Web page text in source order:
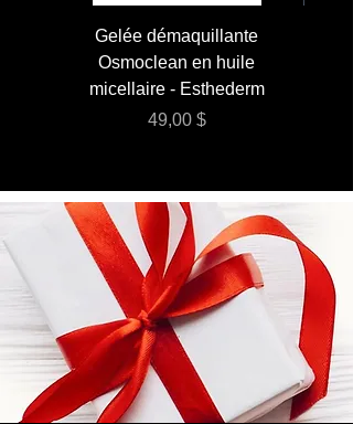
Gelée démaquillante
Osmoclean en huile
micellaire - Esthederm
Prix
49,00 $